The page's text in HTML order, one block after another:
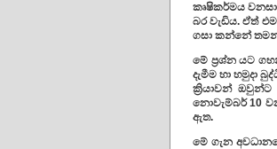
කෘෂිකර්මය
බර වැඩිය. ඒත්
ගසා කන්නේ
මේ ප්‍රශ්න යට
දැමීම හා හමුදා
ක්‍රියාවන්
නොවැම්බර් 10
ඇත.
මේ ගැන